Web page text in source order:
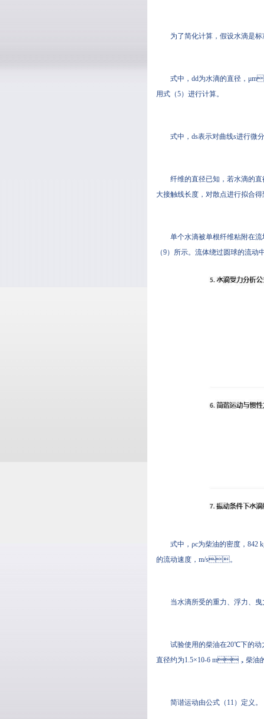
为了简化计算，假设水滴
式中，dd为水滴的直径
用式（5）进行计算。
式中，ds表示对曲线s进行微分
纤维的直径已知，若水滴的直
大接触线长度，对散点进行拟合
单个水滴被单根纤维粘附在流
（9）所示。流体绕过圆球的流动
式中，ρc为柴油的密度
的流动速度，m/s。
当水滴所受的重力、浮力
试验使用的柴油在20℃下的
直径约为1.5×10-6 m，柴油
简谐运动由公式（11）定义。